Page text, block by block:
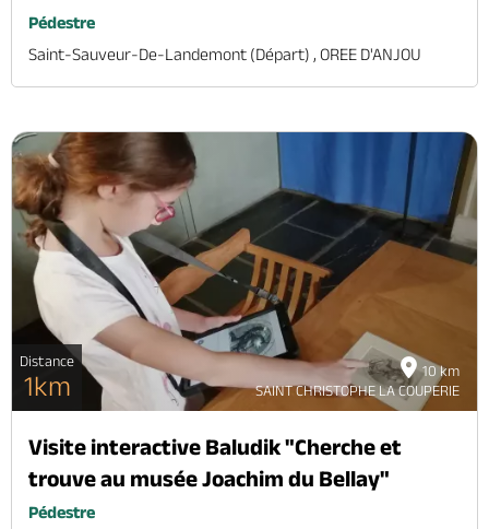
Pédestre
Saint-Sauveur-De-Landemont (départ) , OREE D'ANJOU
10 km
SAINT CHRISTOPHE LA COUPERIE
Distance
1km
Visite interactive Baludik "Cherche et
trouve au musée Joachim du Bellay"
Pédestre